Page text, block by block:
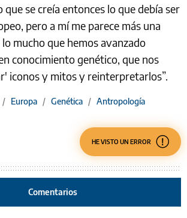
que se creía entonces lo que debía ser
pero a mí me parece más una
mucho que hemos avanzado
conocimiento genético, que nos
iconos y mitos y reinterpretarlos”.
/ Europa / Genética / Antropología
HE VISTO UN ERROR
Comentarios